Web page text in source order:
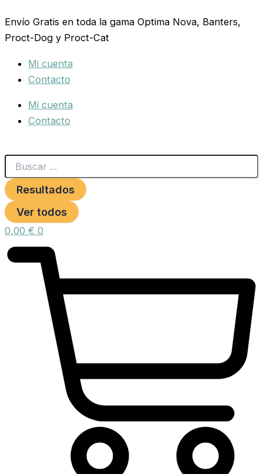
al
contenido
Envío Gratis en toda la gama Optima Nova, Banters,
Proct-Dog y Proct-Cat
Mi cuenta
Contacto
Mi cuenta
Contacto
...
Resultados
Ver todos
0,00 € 0
PIEL
LABRADO
15X350
cantidad